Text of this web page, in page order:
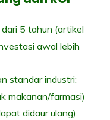
5 tahun (artikel
awal lebih
standar industri:
makanan/farmasi)
didaur ulang).